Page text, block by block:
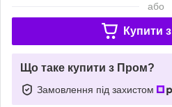
або
Купити з
Що таке купити з Пром?
Замовлення під захистом